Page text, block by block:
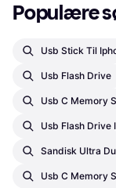
Populære
Usb Stick Til
Usb Flash Drive
Usb C Memory
Usb Flash Drive
Sandisk Ultra
Usb C Memory